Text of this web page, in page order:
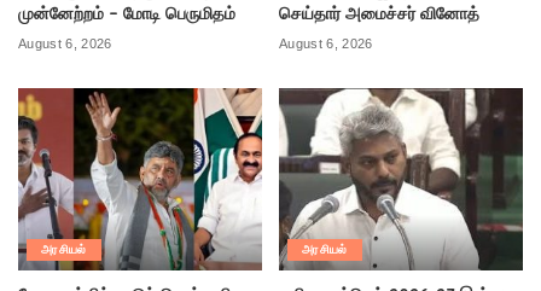
முன்னேற்றம் – மோடி பெருமிதம்
August 6, 2026
செய்தார் அமைச்சர் வினோத்
August 6, 2026
அரசியல் அரசியல்